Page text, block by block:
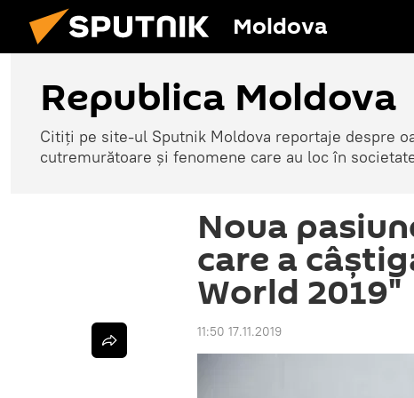
Moldova
Republica Moldova
Citiți pe site-ul Sputnik Moldova reportaje despre
cutremurătoare și fenomene care au loc în
Noua
care a
World 2019"
11:50 17.11.2019